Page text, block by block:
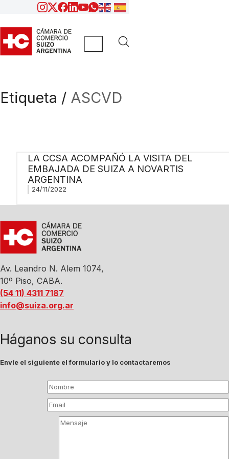
Etiqueta / ASCVD
LA CCSA ACOMPAÑÓ LA VISITA DEL
EMBAJADA DE SUIZA A NOVARTIS
ARGENTINA
24/11/2022
Av. Leandro N. Alem 1074,
10º Piso, CABA.
(54 11) 4311 7187
info@suiza.org.ar
Háganos su consulta
Envíe el siguiente el formulario y lo contactaremos